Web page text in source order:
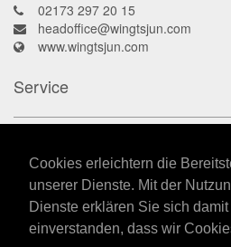
Cookies erleichtern die
unserer Dienste. Mit der
Dienste erklären Sie sich damit
einverstanden, dass wir
02173 297 20 15
headoffice@wingtsjun.com
www.wingtsjun.com
Service
Datenschutz
Impressum